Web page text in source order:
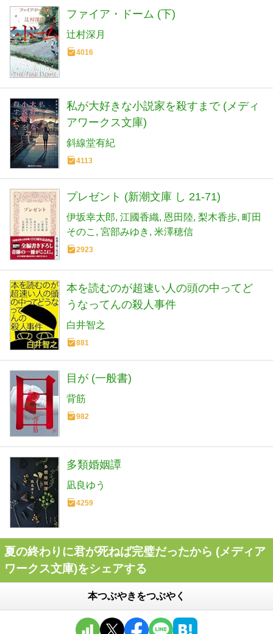
ファイア・ドーム (下)
辻村深月
4016
私が大好きな小説家を殺すまで (メディ
アワークス文庫)
斜線堂有紀
4113
プレゼント (新潮文庫 し 21-71)
伊坂幸太郎 江國香織 恩田陸 梨木香歩 町田
そのこ
宮部みゆき 米澤穂信
2923
本を読むのが超速い人の頭の中ってど
うなってんの殺人事件
白井智之
881
目が (一般書)
背筋
982
多類婚姻譚
凪良ゆう
4259
夏の終わりに君が死ねば完璧だったから (メディア
ワークス文庫)をシェアする
本つぶやきをつぶやく